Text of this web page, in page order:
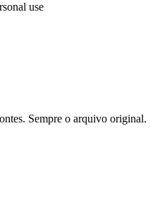
use
Sempre o arquivo original.